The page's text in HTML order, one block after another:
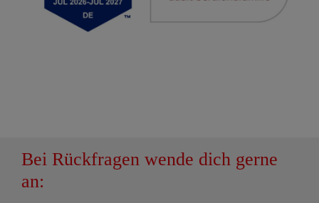
Bei Rückfragen wende dich gerne
an: